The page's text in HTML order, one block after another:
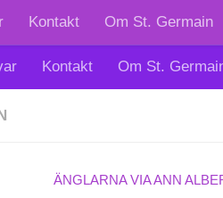
Kontakt Om St. Germain
Kontakt Om St.
ÄNGLARNA VIA ANN